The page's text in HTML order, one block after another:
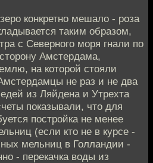
конкретно мешало - роза
таким образом,
с Северного моря гнали по
Амстердама,
на которой стояли
не раз и не два
из Ляйдена и Утрехта
показывали, что для
постройка не менее
(если кто не в курсе -
мельниц в Голландии -
- перекачка воды из